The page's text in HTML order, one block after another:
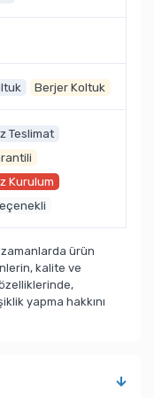
Berjer Koltuk
Teslimat
Kurulum
zamanlarda ürün
kalite ve
yapma hakkını